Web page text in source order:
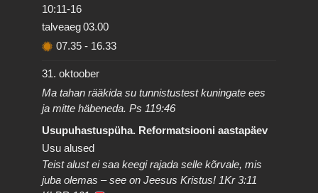
10:11-16
talveaeg03.00
07.35 - 16.33
31. oktoober
Ma tahan rääkida su tunnistustest kuningate ees
ja mitte häbeneda. Ps 119:46
Usupuhastuspüha. Reformatsiooni aastapäev
Usu alused
Teist alust ei saa keegi rajada selle kõrvale, mis
juba olemas – see on Jeesus Kristus! 1Kr 3:11